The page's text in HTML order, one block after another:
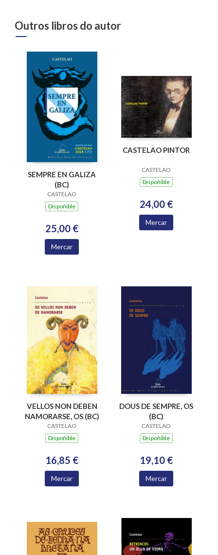
Outros libros do autor
SEMPRE EN GALIZA
(BC)
CASTELAO
Dispoñible
25,00 €
Mercar
CASTELAO PINTOR
CASTELAO
Dispoñible
24,00 €
Mercar
VELLOS NON DEBEN
NAMORARSE, OS (BC)
CASTELAO
Dispoñible
16,85 €
Mercar
DOUS DE SEMPRE, OS
(BC)
CASTELAO
Dispoñible
19,10 €
Mercar